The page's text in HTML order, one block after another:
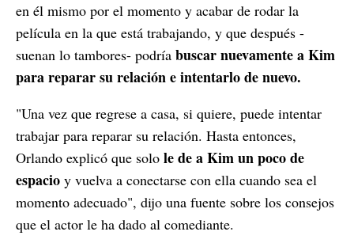
en él mismo por el momento y acabar de rodar la
película en la que está trabajando, y que después -
suenan lo tambores- podría buscar nuevamente a Kim
para reparar su relación e intentarlo de nuevo.
"Una vez que regrese a casa, si quiere, puede intentar
trabajar para reparar su relación. Hasta entonces,
Orlando explicó que solo le de a Kim un poco de
espacio y vuelva a conectarse con ella cuando sea el
momento adecuado", dijo una fuente sobre los consejos
que el actor le ha dado al comediante.